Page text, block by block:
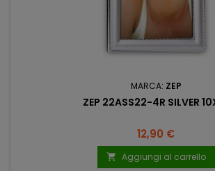
MARCA: ZEP
ZEP 22ASS22-4R SILVER
Prezzo
12,90 €
 Aggiungi al carrello